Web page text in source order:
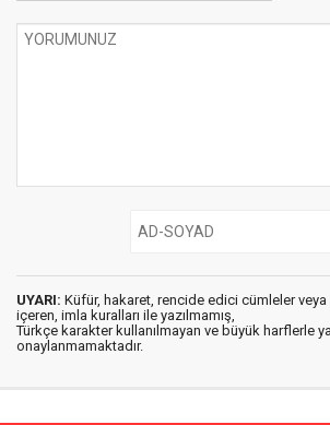
UYARI: Küfür, hakaret, rencide edici cümleler veya
içeren, imla kuralları ile yazılmamış,
Türkçe karakter kullanılmayan ve büyük harflerle
onaylanmamaktadır.